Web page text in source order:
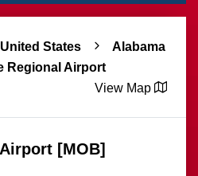
United States
Alabama
Regional Airport
View Map
[MOB]